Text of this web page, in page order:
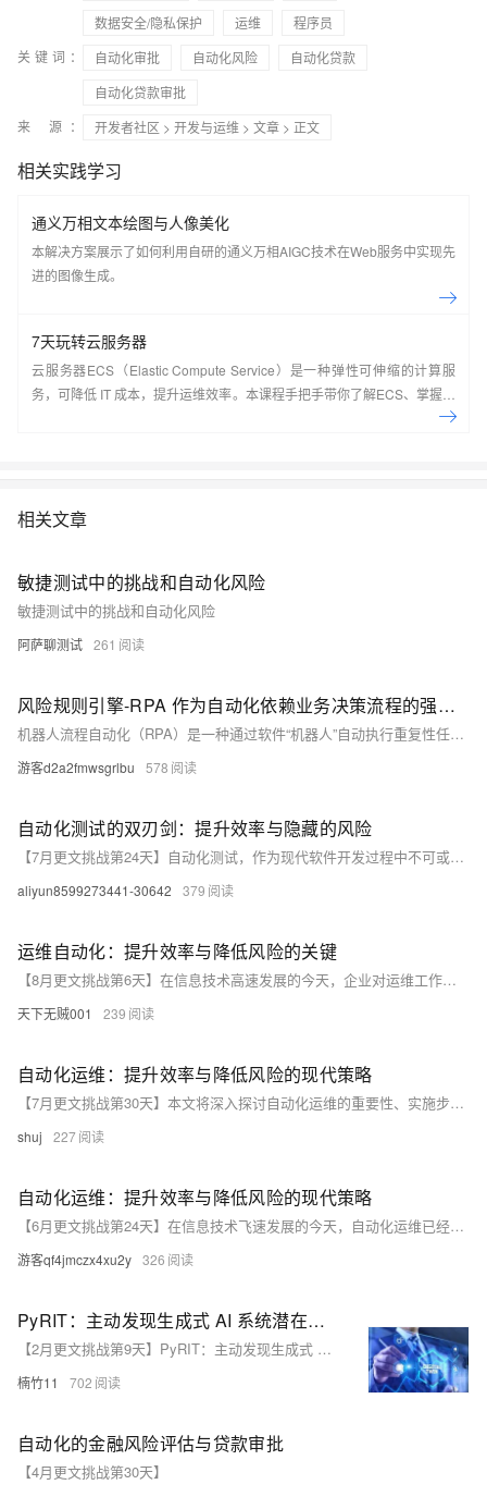
数据安全/隐私保护
运维
程序员
关键词：
自动化审批 自动化风险
自动化贷款
自动化贷款审批
来 源：
开发者社区 > 开发与运维 > 文章 > 正文
相关实践学习
通义万相文本绘图与人像美化
本解决方案展示了如何利用自研的通义万相AIGC技术在Web服务中实现先
进的图像生成。
7天玩转云服务器
云服务器ECS（Elastic Compute Service）是一种弹性可伸缩的计算服
务，可降低 IT 成本，提升运维效率。本课程手把手带你了解ECS、掌握基
本操作、动手实操快照管理、镜像管理等。了解产品详
相关文章
敏捷测试中的挑战和自动化风险
敏捷测试中的挑战和自动化风险
阿萨聊测试 261
风险规则引擎-RPA 作为自动化依赖业务决策流程的强大工具
机器人流程自动化（RPA）是一种通过软件“机器人”自动执行重复性任务的技术，能大幅提升工作效率。它适用于财务、电商等领域的标准化流程，如账单处理和退货管理。然而，RPA在复杂决策场景中存在局限，需结合决策模型（DMN）和业务规则管理系统（BRMS）实现流程与决策的协同自动化，从而增强灵活性与业务价值。
游客d2a2fmwsgrlbu 578
自动化测试的双刃剑：提升效率与隐藏的风险
【7月更文挑战第24天】自动化测试，作为现代软件开发过程中不可或缺的一环，旨在通过自动执行预编写的测试脚本来提高测试效率和准确性。然而，随着自动化程度的加深，它所带来的潜在风险也日益显现。本文将探讨自动化测试在加速软件发布周期的同时可能引入的问题，以及如何平衡其利弊，确保软件质量不受影响。
aliyun8599273441-30642 379
运维自动化：提升效率与降低风险的关键
【8月更文挑战第6天】在信息技术高速发展的今天，企业对运维工作的要求越来越高。传统的手工运维方式已经无法满足现代业务的需求，而运维自动化则成为了解决这一问题的有效手段。通过引入自动化工具和流程，运维团队不仅能够提高工作效率，还能降低人为错误带来的风险。本文将探讨运维自动化的重要性、实施步骤以及面临的挑战，旨在为读者提供一套完整的运维自动化实践指南。
天下无贼001 239
自动化运维：提升效率与降低风险的现代策略
【7月更文挑战第30天】本文将深入探讨自动化运维的重要性、实施步骤以及面临的挑战，并提供应对策略。通过实例分析，揭示自动化运维如何优化工作流程，减少人为错误，增强安全性和合规性，最终实现成本效益的提升。
shuj 227
自动化运维：提升效率与降低风险的现代策略
【6月更文挑战第24天】在信息技术飞速发展的今天，自动化运维已经成为企业追求高效、稳定IT服务的关键。本文深入探讨了自动化运维的概念、实施步骤及其带来的显著优势，同时指出了在自动化过程中可能遭遇的挑战和相应的解决策略。文章旨在为读者提供一套清晰的自动化运维实施指南，帮助IT团队优化工作流程，提高服务质量和工作效率。
游客qf4jmczx4xu2y 326
PyRIT：主动发现生成式 AI 系统潜在风险的开放式自动化框架
【2月更文挑战第9天】PyRIT：主动发现生成式 AI 系统潜在风险的开放式自动化框架
楠竹11 702
自动化的金融风险评估与贷款审批
【4月更文挑战第30天】